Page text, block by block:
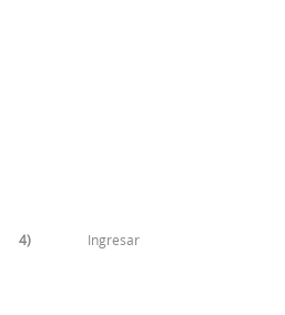
4) Ingresar